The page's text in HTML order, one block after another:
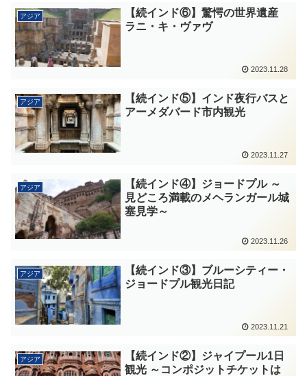
アジア
【続インド⑥】驚愕の世界遺産
ラニ・キ・ヴァヴ
2023.11.28
アジア
【続インド⑤】インド夜行バスと
アーメダバード市内観光
2023.11.27
アジア
【続インド④】ジョードプル ～
見どころ満載のメヘランガール城
塞見学～
2023.11.26
アジア
【続インド③】ブルーシティー・
ジョードプル観光日記
2023.11.21
アジア
【続インド②】ジャイプール1日
観光 ～コンポジットチケットは